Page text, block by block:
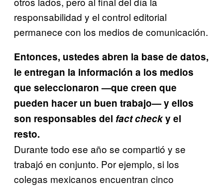
responsabilidad y el control editorial
permanece con los medios de comunicación.
Entonces, ustedes abren la base de datos,
le entregan la información a los medios
que seleccionaron —que creen que
pueden hacer un buen trabajo— y ellos
son responsables del fact checky el
resto.
Durante todo ese año se compartió y se
trabajó en conjunto. Por ejemplo, si los
colegas mexicanos encuentran cinco